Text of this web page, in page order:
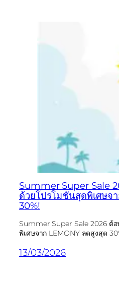
Summer Super Sale
ด้วยโปรโมชันสุดพิเศษจ
30%!
Summer Super Sale 2026 ต้
พิเศษจาก LEMONY ลดสูงสุด
13/03/2026